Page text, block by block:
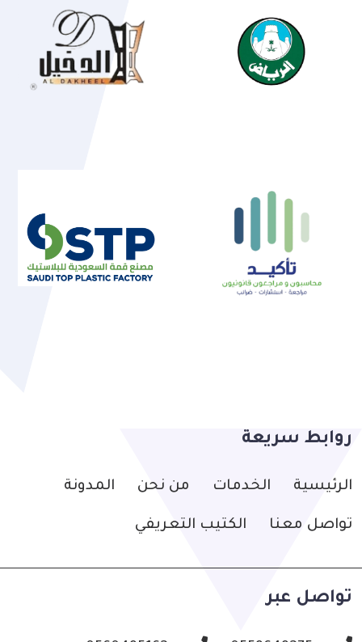
روابط سريعة
الرئيسية الخدمات من نحن المدونة
تواصل معنا الكتيب التعريفي
تواصل عبر